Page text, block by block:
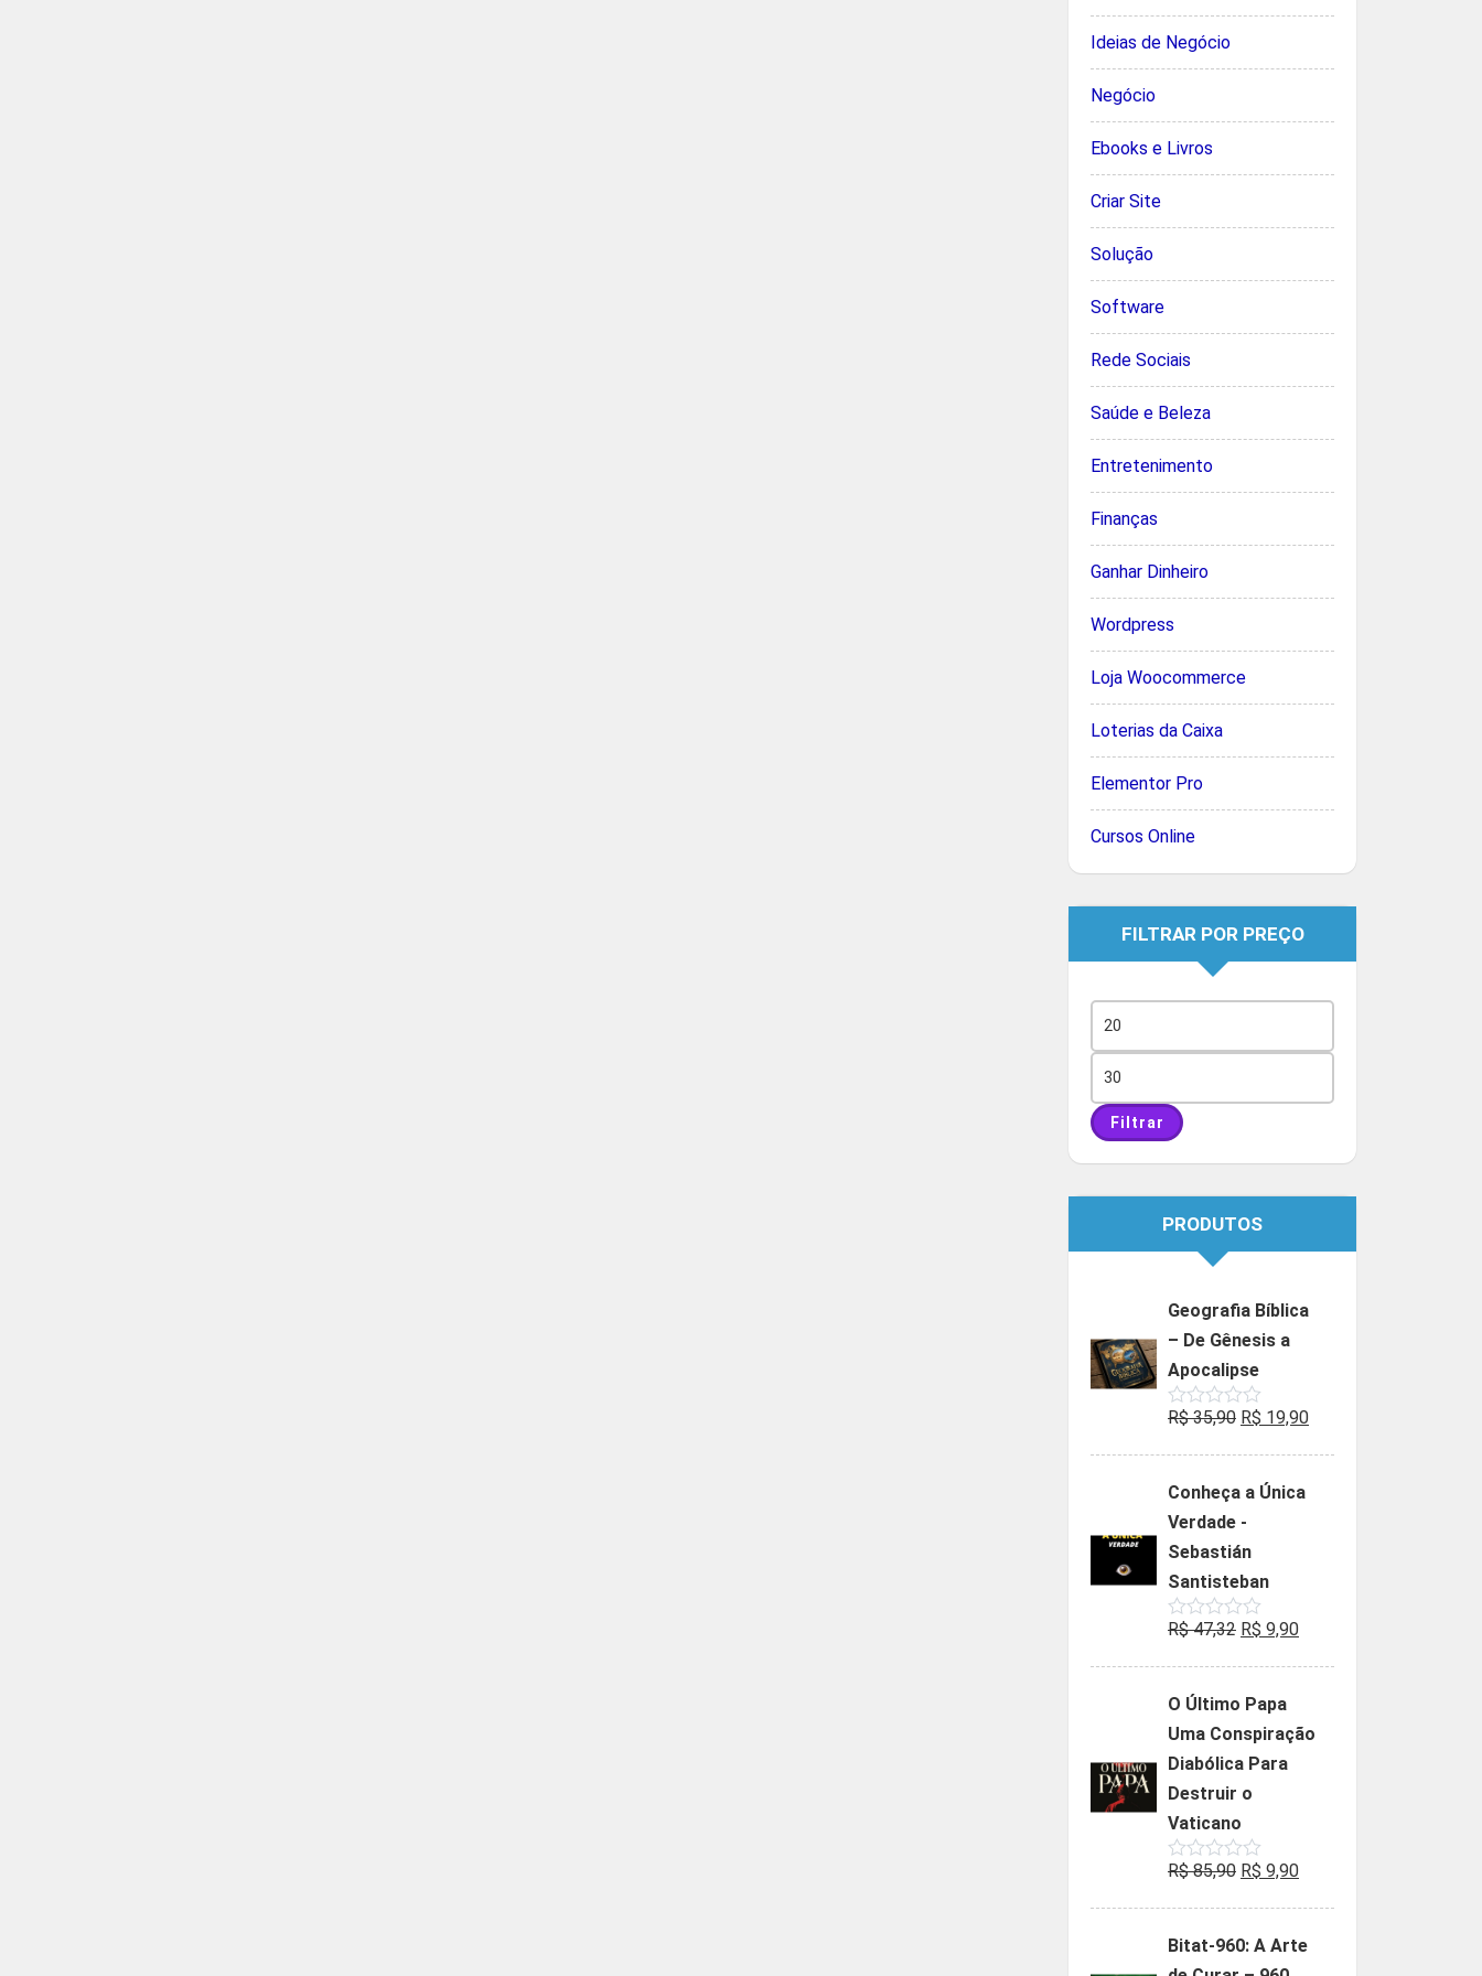
Ideias de Negócio
Negócio
Ebooks e Livros
Criar Site
Solução
Software
Rede Sociais
Saúde e Beleza
Entretenimento
Finanças
Ganhar Dinheiro
Wordpress
Loja Woocommerce
Loterias da Caixa
Elementor Pro
Cursos Online
FILTRAR POR PREÇO
mínimo
máximo
Filtrar
PRODUTOS
Geografia Bíblica
– De Gênesis a
Apocalipse
Avaliação
de
R$35,90 O
era:
R$ 19,90O
Conheça a Única
Verdade -
Sebastián
Santisteban
Avaliação
de
R$47,32 O
era:
R$ 47,32.
R$ 9,90O
R$ 9,90.
O Último Papa
Uma Conspiração
Diabólica Para
Destruir o
Vaticano
Avaliação
de
R$85,90 O
era:
R$ 9,90O
é:
Bitat-960: A Arte